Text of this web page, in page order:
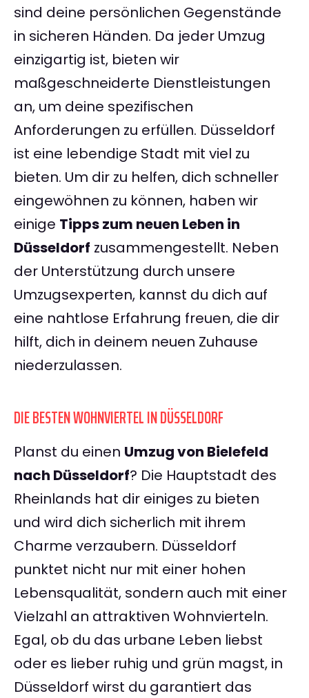
sind deine persönlichen Gegenstände
in sicheren Händen. Da jeder Umzug
einzigartig ist, bieten wir
maßgeschneiderte Dienstleistungen
an, um deine spezifischen
Anforderungen zu erfüllen. Düsseldorf
ist eine lebendige Stadt mit viel zu
bieten. Um dir zu helfen, dich schneller
eingewöhnen zu können, haben wir
einige Tipps zum neuen Leben in
Düsseldorf zusammengestellt. Neben
der Unterstützung durch unsere
Umzugsexperten, kannst du dich auf
eine nahtlose Erfahrung freuen, die dir
hilft, dich in deinem neuen Zuhause
niederzulassen.
DIE BESTEN WOHNVIERTEL IN DÜSSELDORF
Planst du einen Umzug von Bielefeld
nach Düsseldorf? Die Hauptstadt des
Rheinlands hat dir einiges zu bieten
und wird dich sicherlich mit ihrem
Charme verzaubern. Düsseldorf
punktet nicht nur mit einer hohen
Lebensqualität, sondern auch mit einer
Vielzahl an attraktiven Wohnvierteln.
Egal, ob du das urbane Leben liebst
oder es lieber ruhig und grün magst, in
Düsseldorf wirst du garantiert das